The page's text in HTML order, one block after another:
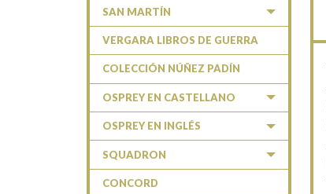
SAN MARTÍN
VERGARA LIBROS DE GUERRA
COLECCIÓN NÚÑEZ PADÍN
OSPREY EN CASTELLANO
OSPREY EN INGLÉS
SQUADRON
CONCORD